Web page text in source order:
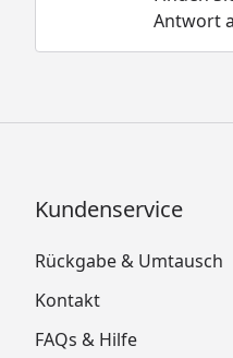
Antwort
Kundenservice
Rückgabe & Umtausch
Kontakt
FAQs & Hilfe